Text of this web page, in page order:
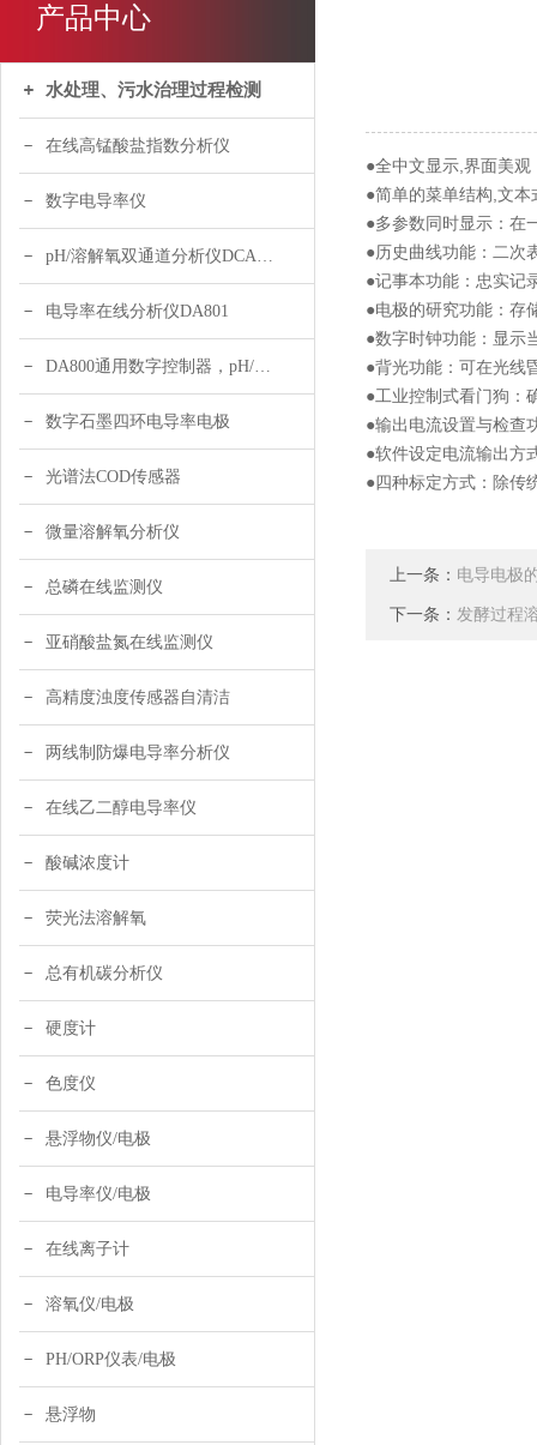
产品中心
水处理、污水治理过程检测
在线高锰酸盐指数分析仪
数字电导率仪
pH/溶解氧双通道分析仪DCA120
电导率在线分析仪DA801
DA800通用数字控制器，pH/DO/ORP多参数
数字石墨四环电导率电极
光谱法COD传感器
微量溶解氧分析仪
总磷在线监测仪
亚硝酸盐氮在线监测仪
高精度浊度传感器自清洁
两线制防爆电导率分析仪
在线乙二醇电导率仪
酸碱浓度计
荧光法溶解氧
总有机碳分析仪
硬度计
色度仪
悬浮物仪/电极
电导率仪/电极
在线离子计
溶氧仪/电极
PH/ORP仪表/电极
悬浮物
●全中文显示,界面美
●简单的菜单结构,文
●多参数同时显示：在
●历史曲线功能：二次
●记事本功能：忠实记
●电极的研究功能：存
●数字时钟功能：显示
●背光功能：可在光线
●工业控制式看门狗：
●输出电流设置与检查
●软件设定电流输出方
●四种标定方式：除传
上一条： 电导电极
下一条： 发酵过程